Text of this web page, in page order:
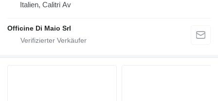
Italien, Calitri Av
Officine Di Maio Srl